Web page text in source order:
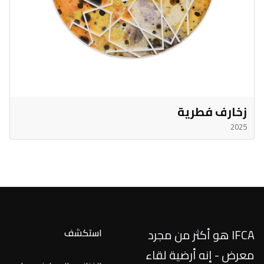
زخارف فطرية
2025
IFCA هو أكثر من مجرد
معرض - إنه أرضية لقاء
استكشف